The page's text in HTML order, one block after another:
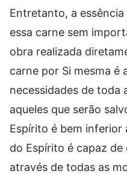
Entretanto, a
essa carne sem
obra realizada
carne por Si mesma é
necessidades de toda
aqueles que serão
Espírito é bem inferior
do Espírito é capaz
através de todas as